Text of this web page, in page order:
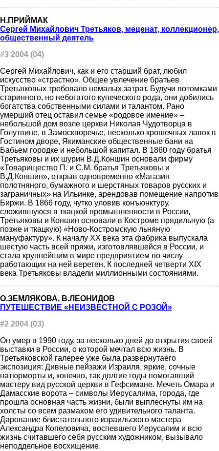
Н.ПРИЙМАК
Сергей Михайлович Третьяков, меценат, коллекционер,
общественный деятель
#3 2004 (04)
Сергей Михайлович, как и его старший брат, любил
искусство «страстно». Общее увлечение братьев
Третьяковых требовало немалых затрат. Будучи потомками
старинного, но небогатого купеческого рода, они добились
богатства собственными силами и талантом. Рано
умерший отец оставил семье «родовое имение» –
небольшой дом возле церкви Николая Чудотворца в
Голутвине, в Замоскворечье, несколько крошечных лавок в
Гостином дворе, Якиманские общественные бани на
Бабьем городке и небольшой капитал. В 1860 году братья
Третьяковы и их шурин В.Д.Коншин основали фирму
«Товарищество П. и С.М. братья Третьяковы и
В.Д.Коншин», открыв одновременно «Магазин
полотняного, бумажного и шерстяных товаров русских и
заграничных» на Ильинке, арендовав помещение напротив
Биржи. В 1866 году, чутко уловив конъюнктуру,
сложившуюся в ткацкой промышленности в России,
Третьяковы и Коншин основали в Костроме прядильную (а
позже и ткацкую) «Ново-Костромскую льняную
мануфактуру». К началу ХХ века эта фабрика выпускала
шестую часть всей пряжи, изготовлявшейся в России, и
стала крупнейшим в мире предприятием по числу
работающих на ней веретен. К последней четверти XIX
века Третьяковы владели миллионными состояниями.
О.ЗЕМЛЯКОВА, В.ЛЕОНИДОВ
ПУТЕШЕСТВИЕ «НЕИЗВЕСТНОЙ С РОЗОЙ»
#2 2004 (03)
Он умер в 1990 году, за несколько дней до открытия своей
выставки в России, о которой мечтал всю жизнь. В
Третьяковской галерее уже была развернутаего
экспозиция: Дивные пейзажи Израиля, яркие, сочные
натюрморты и, конечно, так долгие годы помогавший
мастеру вид русской церкви в Гефсимане. Мечеть Омара и
Дамасские ворота – символы Иерусалима, города, где
прошла основная часть жизни, были выплеснуты им на
холсты со всем размахом его удивительного таланта.
Дарование блистательного израильского мастера
Александра Копеловича, воспевшего Иерусалим и всю
жизнь считавшего себя русским художником, вызывало
неподдельное восхищение.